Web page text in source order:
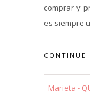
comprar y
es siempre
CONTINUE
Marieta -